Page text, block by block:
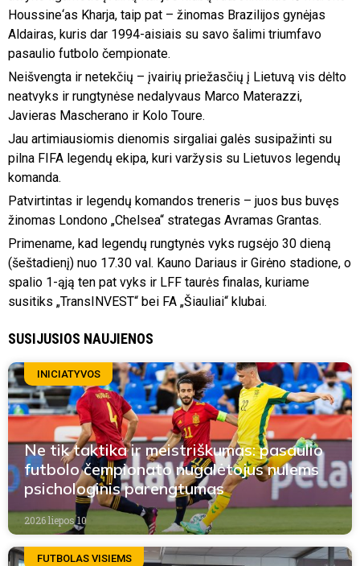
Houssine‘as Kharja, taip pat – žinomas Brazilijos gynėjas
Aldairas, kuris dar 1994-aisiais su savo šalimi triumfavo
pasaulio futbolo čempionate.
Neišvengta ir netekčių – įvairių priežasčių į Lietuvą vis dėlto
neatvyks ir rungtynėse nedalyvaus Marco Materazzi,
Javieras Mascherano ir Kolo Toure.
Jau artimiausiomis dienomis sirgaliai galės susipažinti su
pilna FIFA legendų ekipa, kuri varžysis su Lietuvos legendų
komanda.
Patvirtintas ir legendų komandos treneris – juos bus buvęs
žinomas Londono „Chelsea“ strategas Avramas Grantas.
Primename, kad legendų rungtynės vyks rugsėjo 30 dieną
(šeštadienį) nuo 17.30 val. Kauno Dariaus ir Girėno stadione, o
spalio 1-ąją ten pat vyks ir LFF taurės finalas, kuriame
susitiks „TransINVEST“ bei FA „Šiauliai“ klubai.
SUSIJUSIOS NAUJIENOS
INICIATYVOS
Ne tik taktika ir meistriškumas: pasaulio
futbolo čempionato nugalėtojus nulems
psichologinis parengtumas
2026 liepos 10
FUTBOLAS VISIEMS